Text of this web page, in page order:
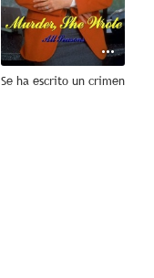
Se ha escrito un crimen